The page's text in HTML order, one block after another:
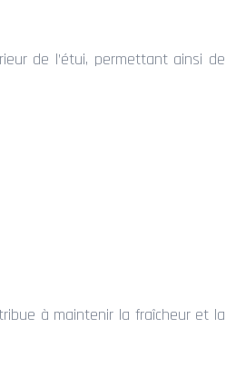
de l’étui, permettant ainsi de
à maintenir la fraîcheur et la